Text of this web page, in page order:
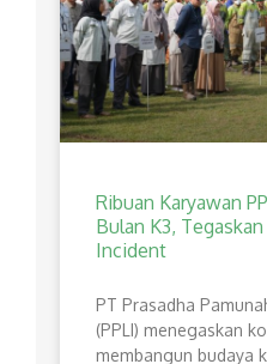
Ribuan Karyawan
Bulan K3,
Incident
PT Prasadha
(PPLI) menegaskan
membangun budaya